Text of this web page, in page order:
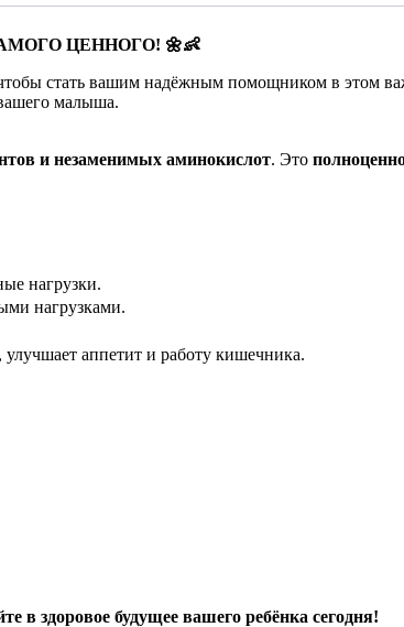
ЦЕННОГО! 🌼👶
стать вашим надёжным помощником в этом
малыша.
и незаменимых аминокислот. Это
нагрузки.
нагрузками.
аппетит и работу кишечника.
в здоровое будущее вашего ребёнка сегодня!